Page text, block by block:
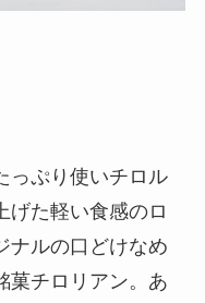
っぷり使いチロル
げた軽い食感のロ
ナルの口どけなめ
菓チロリアン。あ